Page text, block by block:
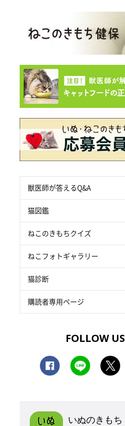
獣医師が答えるQ&A
猫図鑑
ねこのきもちクイズ
ねこフォトギャラリー
猫診断
購読者専用ページ
FOLLOW US
いぬのきもち